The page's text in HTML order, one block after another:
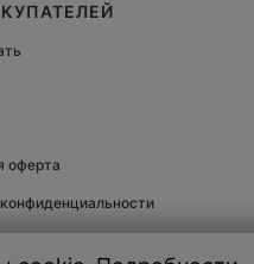
оферта
защищены.